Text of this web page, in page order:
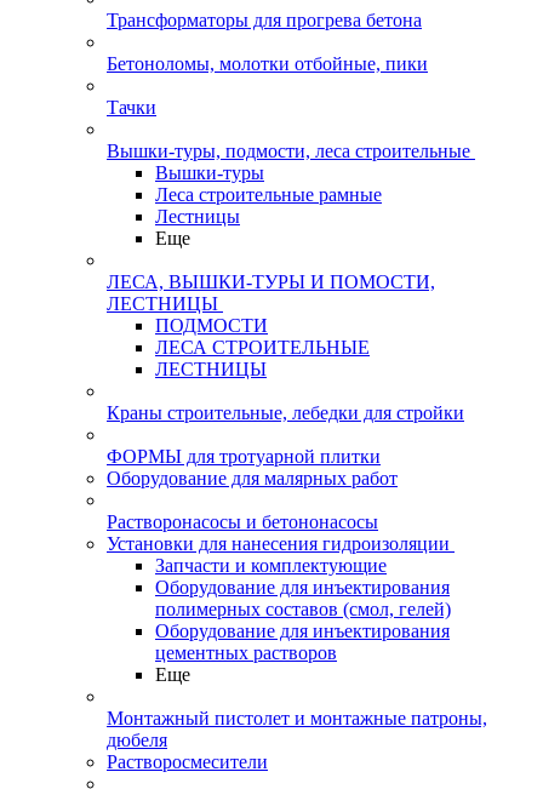
Трансформаторы для прогрева бетона
Бетоноломы, молотки отбойные, пики
Тачки
Вышки-туры, подмости, леса строительные
Вышки-туры
Леса строительные рамные
Лестницы
Еще
ЛЕСА, ВЫШКИ-ТУРЫ И ПОМОСТИ,
ЛЕСТНИЦЫ
ПОДМОСТИ
ЛЕСА СТРОИТЕЛЬНЫЕ
ЛЕСТНИЦЫ
Краны строительные, лебедки для стройки
ФОРМЫ для тротуарной плитки
Оборудование для малярных работ
Растворонасосы и бетононасосы
Установки для нанесения гидроизоляции
Запчасти и комплектующие
Оборудование для инъектирования
полимерных составов (смол, гелей)
Оборудование для инъектирования
цементных растворов
Еще
Монтажный пистолет и монтажные патроны,
дюбеля
Растворосмесители